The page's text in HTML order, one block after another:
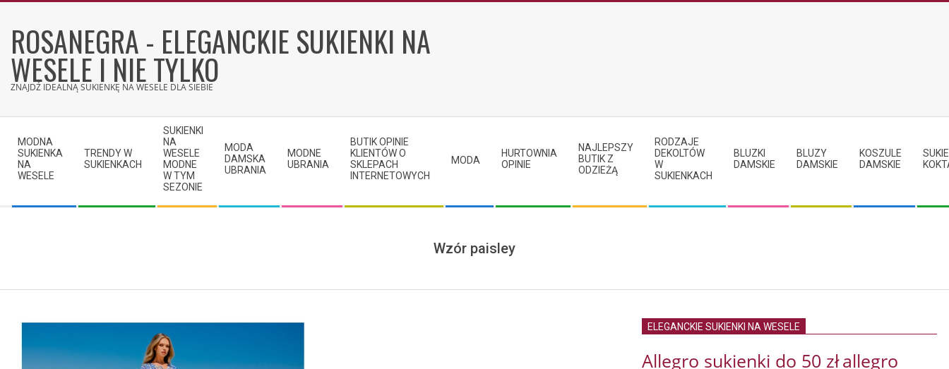
contentROSANEGRA - ELEGANCKIE SUKIENKI NA
WESELE I NIE TYLKO
ZNAJDŹ IDEALNĄ SUKIENKĘ NA WESELE DLA SIEBIE
Navigation
Menu
MODNA
SUKIENKA
NA
WESELE
TRENDY W
SUKIENKACH
SUKIENKI
NA
WESELE
MODNE
W TYM
SEZONIE
MODA
DAMSKA
UBRANIA
MODNE
UBRANIA
BUTIK OPINIE
KLIENTÓW O
SKLEPACH
INTERNETOWYCH
MODA
HURTOWNIA
OPINIE
NAJLEPSZY
BUTIK Z
ODZIEŻĄ
RODZAJE
DEKOLTÓW
W
SUKIENKACH
BLUZKI
DAMSKIE
BLUZY
DAMSKIE
KOSZULE
DAMSKIE
Wzór paisley
ELEGANCKIE SUKIENKI NA WESELE
Allegro sukienki do 50 złallegro